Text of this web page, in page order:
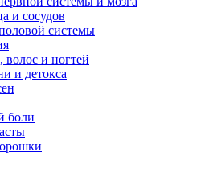
и сосудов
системы
волос и ногтей
и детокса
боли